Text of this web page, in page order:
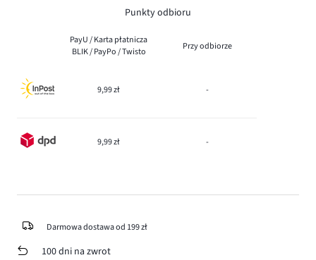
Punkty odbioru
PayU / Karta płatnicza
BLIK / PayPo / Twisto
Przy odbiorze
9,99 zł -
9,99 zł -
Darmowa dostawa od 199 zł
100 dni na zwrot